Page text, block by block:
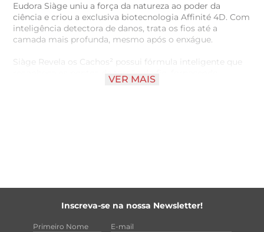
Eudora Siàge uniu a força da natureza ao poder da
ciência e criou a exclusiva biotecnologia Affinité 4D. Com
inteligência detectora de danos, trata os fios até a
camada mais profunda, mesmo após o enxágue.
Siàge Revela os Cachos² possui fórmula inteligente que
reconhece os pontos de torção do fio, fornecendo
tratamento ideal para todos os tipos de cacho:
VER MAIS
Inscreva-se na nossa Newsletter!